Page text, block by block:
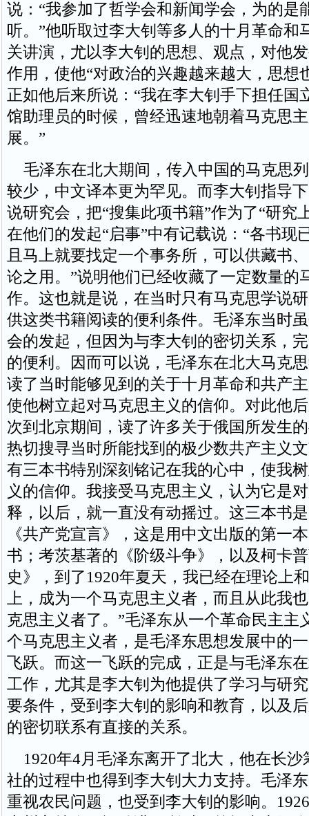
说：“我参加了哲学会和新闻学会，为的是
听。”他听取过李大钊等多人的十月革命和
关讲演，尤以李大钊的思想、观点，对他
作用，使他“对政治的兴趣越来越大，思想
正如他后来所说：“我在李大钊手下担任国
馆助理员的时候，曾经迅速地朝着马克思
展。”
毛泽东在北大期间，传入中国的马克思
较少，中文译本更为罕见。而李大钊指导
说研究会，把“搜集此项书籍”作为了“研究
在他们的发起“启事”中有记载说：“各书现
且马上就要找定一个事务所，可以供藏书
论之用。”说明他们已经收藏了一定数量的
作。这也就是说，在当时只有马克思学说
供这类书籍阅读的便利条件。毛泽东当时
会的发起，但因为与李大钊的密切关系，
的便利。因而可以说，毛泽东在北大马克
读了当时能够见到的关于十月革命和共产
使他树立起对马克思主义的信仰。对此他
次到北京期间，读了许多关于俄国所发生
热切搜寻当时所能找到的极少数共产主义
有三本书特别深刻铭记在我的心中，使我
义的信仰。我接受马克思主义，认为它是
释，以后，就一直没有动摇过。这三本书
《共产党宣言》，这是用中文出版的第一
书；考茨基著的《阶级斗争》，以及柯卡
史》，到了1920年夏天，我已经在理论上
上，成为一个马克思主义者，而且从此我
克思主义者了。”毛泽东从一个革命民主主
个马克思主义者，是毛泽东思想发展中的
飞跃。而这一飞跃的完成，正是与毛泽东
工作，尤其是李大钊为他提供了学习与研
要条件，受到李大钊的影响和教育，以及
的密切联系有直接的关系。
1920年4月毛泽东离开了北大，他在长沙
社的过程中也得到李大钊大力支持。毛泽
重视农民问题，也受到李大钊的影响。